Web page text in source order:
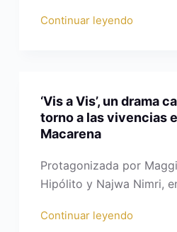
Continuar leyendo
‘Vis a Vis’, un drama
torno a las vivencias
Macarena
Protagonizada por
Hipólito y Najwa Nimri,
Continuar leyendo